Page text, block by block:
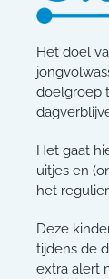
Het doel
doelgroep
Het gaat
uitjes en
het
Deze
tijdens de
extra alert